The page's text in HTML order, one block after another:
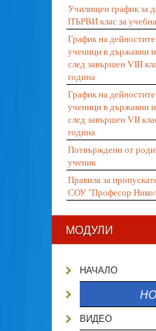
Училищен график за
ПЪРВИ клас за
График на
ученици в държавни
след завършен VIII
година
График на
ученици в държавни
след завършен VII
година
Потвърждени от
ученик
Правила за
СОУ "Професор
МОДУЛИ
НАЧАЛО
ВИДЕО